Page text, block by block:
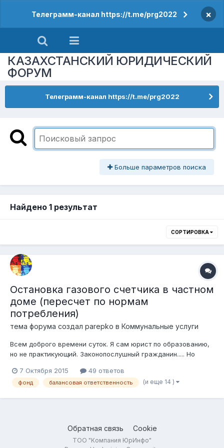
Телеграмм-канал https://t.me/prg2022 ×
КАЗАХСТАНСКИЙ ЮРИДИЧЕСКИЙ
ФОРУМ
Телеграмм-канал https://t.me/prg2022
Больше параметров поиска
Найдено 1 результат
СОРТИРОВКА
Остановка газового счетчика в частном
доме (пересчет по нормам
потребления)
тема форума создал parepko в Коммунальные услуги
Всем доброго времени суток. Я сам юрист по образованию,
но не практикующий. Законопослушный гражданин..... Но
профессионального взгялда и совета. Частный дом, Алматы,
март месяц, фондовый газовый счетчик остановился и был
7 Октября 2015 49 ответов
фонд балансовая ответственность (и еще 14 )
Обратная связь Cookie
ТОО "Компания ЮрИнфо"